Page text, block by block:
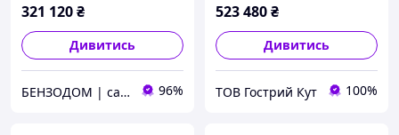
321 120₴
Дивитись
БЕНЗОДОМ | садова техніка та електроінструмент 96%
523 480₴
Дивитись
ТОВ Гострий Кут 100%